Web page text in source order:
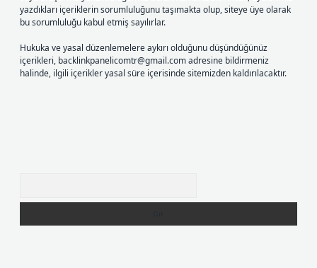
yazdıkları içeriklerin sorumluluğunu taşımakta olup, siteye üye olarak
bu sorumluluğu kabul etmiş sayılırlar.
Hukuka ve yasal düzenlemelere aykırı olduğunu düşündüğünüz
içerikleri, backlinkpanelicomtr@gmail.comadresine bildirmeniz
halinde, ilgili içerikler yasal süre içerisinde sitemizden kaldırılacaktır.